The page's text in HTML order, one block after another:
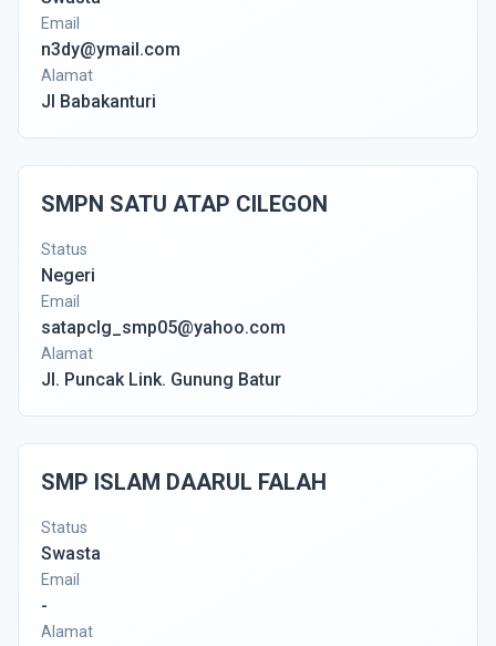
Email
n3dy@ymail.com
Alamat
Jl Babakanturi
SMPN SATU ATAP CILEGON
Status
Negeri
Email
satapclg_smp05@yahoo.com
Alamat
Jl. Puncak Link. Gunung Batur
SMP ISLAM DAARUL FALAH
Status
Swasta
Email
-
Alamat